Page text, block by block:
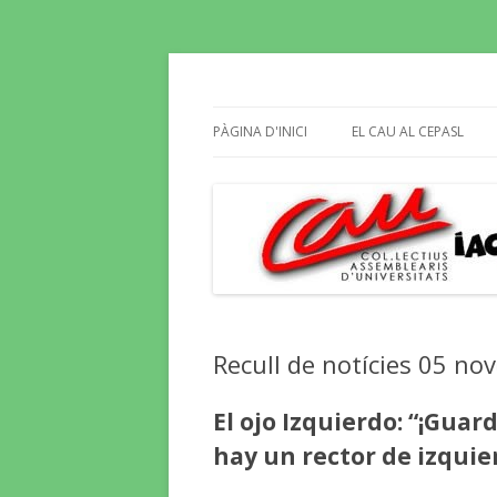
PÀGINA D'INICI EL CAU AL CEPASL
Recull de notícies 05
El ojo Izquierdo:
hay un rector de